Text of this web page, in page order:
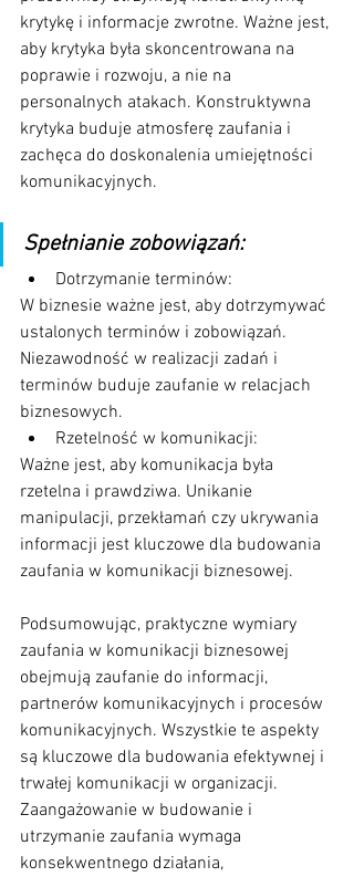
krytykę i informacje zwrotne. Ważne jest,
aby krytyka była skoncentrowana na
poprawie i rozwoju, a nie na
personalnych atakach. Konstruktywna
krytyka buduje atmosferę zaufania i
zachęca do doskonalenia umiejętności
komunikacyjnych.
Spełnianie zobowiązań:
Dotrzymanie terminów:
W biznesie ważne jest, aby dotrzymywać
ustalonych terminów i zobowiązań.
Niezawodność w realizacji zadań i
terminów buduje zaufanie w relacjach
biznesowych.
Rzetelność w komunikacji:
Ważne jest, aby komunikacja była
rzetelna i prawdziwa. Unikanie
manipulacji, przekłamań czy ukrywania
informacji jest kluczowe dla budowania
zaufania w komunikacji biznesowej.
Podsumowując, praktyczne wymiary
zaufania w komunikacji biznesowej
obejmują zaufanie do informacji,
partnerów komunikacyjnych i procesów
komunikacyjnych. Wszystkie te aspekty
są kluczowe dla budowania efektywnej i
trwałej komunikacji w organizacji.
Zaangażowanie w budowanie i
utrzymanie zaufania wymaga
konsekwentnego działania,